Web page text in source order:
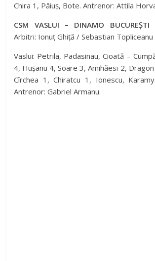
Chira 1, Păiuș, Bote. Antrenor: Attila
CSM VASLUI – DINAMO
Arbitri: Ionuț Ghiță / Sebastian Topliceanu
Vaslui: Petrila, Padasinau, Cioată –
4, Hușanu 4, Soare 3, Amihăesi 2,
Cîrchea 1, Chiratcu 1, Ionescu,
Antrenor: Gabriel Armanu.